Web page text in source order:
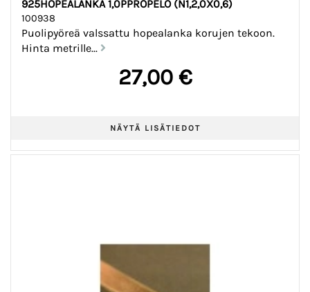
925HOPEALANKA 1,0PPRÖPELÖ (N1,2,0X0,6)
100938
Puolipyöreä valssattu hopealanka korujen tekoon.
Hinta metrille...
27,00 €